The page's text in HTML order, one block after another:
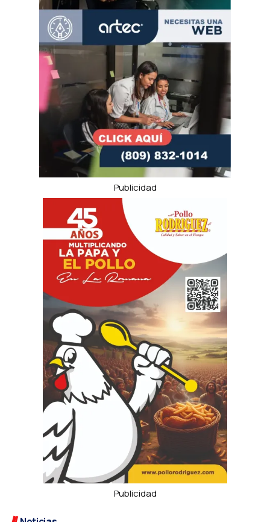
Publicidad
Publicidad